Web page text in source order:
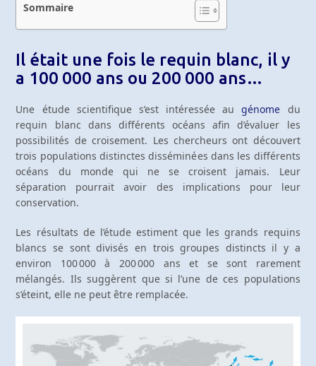
Sommaire
Il était une fois le requin blanc, il y
a 100 000 ans ou 200 000 ans…
Une étude scientifique s’est intéressée augénome du
requin blanc dans différents océans afin d’évaluer les
possibilités de croisement. Les chercheurs ont découvert
trois populations distinctes disséminées dans les différents
océans du monde qui ne se croisent jamais. Leur
séparation pourrait avoir des implications pour leur
conservation.
Les résultats de l’étude estiment que les grands requins
blancs se sont divisés en trois groupes distincts il y a
environ 100 000 à 200 000 ans et se sont rarement
mélangés. Ils suggèrent que si l’une de ces populations
s’éteint, elle ne peut être remplacée.